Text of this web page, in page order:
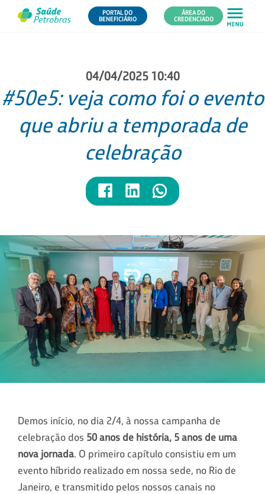
PORTAL DO
BENEFICIÁRIO
ÁREA DO
CREDENCIADO
04/04/2025 10:40
#50e5: veja como foi o evento
que abriu a temporada de
celebração
Demos início, no dia 2/4, à nossa campanha de
celebração dos 50 anos de história, 5 anos de uma
nova jornada. O primeiro capítulo consistiu em um
evento híbrido realizado em nossa sede, no Rio de
Janeiro, e transmitido pelos nossos canais no